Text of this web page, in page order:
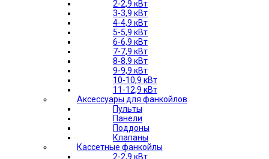
2-2,9 кВт
3-3,9 кВт
4-4,9 кВт
5-5,9 кВт
6-6,9 кВт
7-7,9 кВт
8-8,9 кВт
9-9,9 кВт
10-10,9 кВт
11-12,9 кВт
Аксессуары для фанкойлов
Пульты
Панели
Поддоны
Клапаны
Кассетные фанкойлы
2-2,9 кВт